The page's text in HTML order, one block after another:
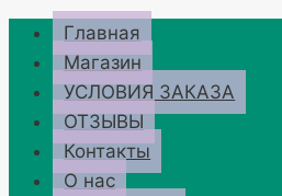
Перейти
содержимому
Главная
Магазин
УСЛОВИЯ ЗАКАЗА
ОТЗЫВЫ
Контакты
О нас